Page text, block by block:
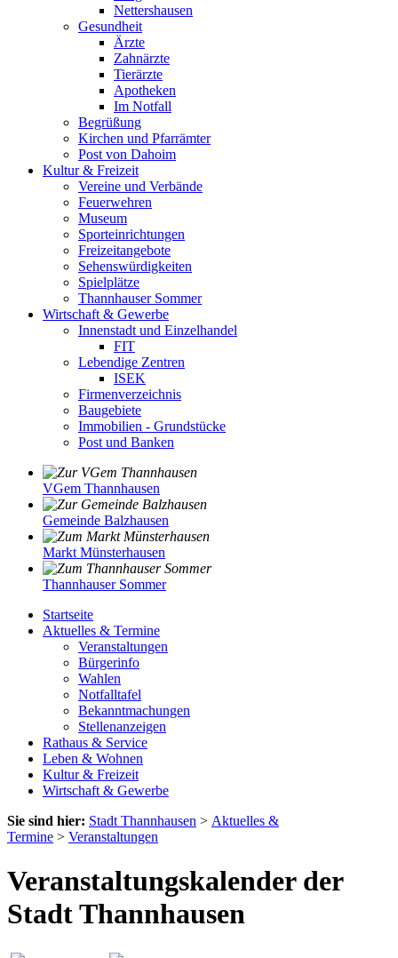
Nettershausen
Gesundheit
Ärzte
Zahnärzte
Tierärzte
Apotheken
Im Notfall
Begrüßung
Kirchen und Pfarrämter
Post von Dahoim
Kultur & Freizeit
Vereine und Verbände
Feuerwehren
Museum
Sporteinrichtungen
Freizeitangebote
Sehenswürdigkeiten
Spielplätze
Thannhauser Sommer
Wirtschaft & Gewerbe
Innenstadt und Einzelhandel
FIT
Lebendige Zentren
ISEK
Firmenverzeichnis
Baugebiete
Immobilien - Grundstücke
Post und Banken
VGem Thannhausen
Gemeinde Balzhausen
Markt Münsterhausen
Thannhauser Sommer
Startseite
Aktuelles & Termine
Veranstaltungen
Bürgerinfo
Wahlen
Notfalltafel
Bekanntmachungen
Stellenanzeigen
Rathaus & Service
Leben & Wohnen
Kultur & Freizeit
Wirtschaft & Gewerbe
Sie sind hier: Stadt Thannhausen > Aktuelles &
Termine > Veranstaltungen
Veranstaltungskalender der
Stadt Thannhausen